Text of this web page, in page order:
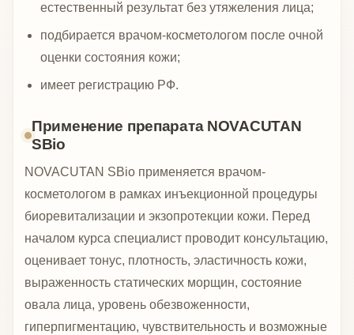
естественный результат без утяжеления лица;
подбирается врачом-косметологом после очной
оценки состояния кожи;
имеет регистрацию РФ.
Применение препарата NOVACUTAN
SBio
NOVACUTAN SBio применяется врачом-
косметологом в рамках инъекционной процедуры
биоревитализации и экзопротекции кожи. Перед
началом курса специалист проводит консультацию,
оценивает тонус, плотность, эластичность кожи,
выраженность статических морщин, состояние
овала лица, уровень обезвоженности,
гиперпигментацию, чувствительность и возможные